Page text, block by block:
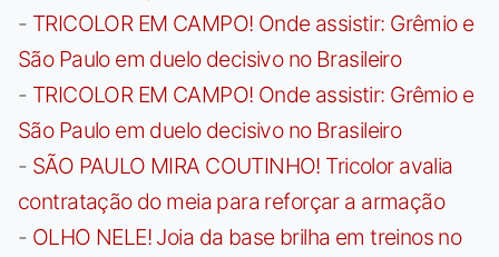
- TRICOLOR EM CAMPO! Onde assistir: Grêmio e
São Paulo em duelo decisivo no Brasileiro
- TRICOLOR EM CAMPO! Onde assistir: Grêmio e
São Paulo em duelo decisivo no Brasileiro
- SÃO PAULO MIRA COUTINHO! Tricolor avalia
contratação do meia para reforçar a armação
- OLHO NELE! Joia da base brilha em treinos no